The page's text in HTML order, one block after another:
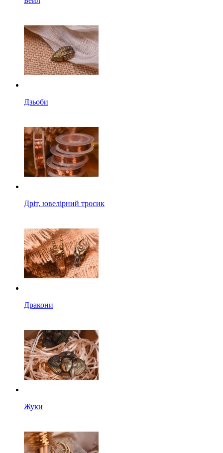
Дзьоби
Дріт, ювелірний тросик
Дракони
Жуки